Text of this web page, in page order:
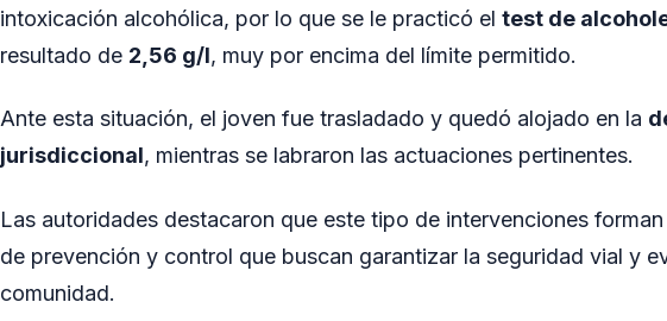
intoxicación alcohólica, por lo que se le practicó el test de
resultado de 2,56 g/l, muy por encima del límite permitido.
Ante esta situación, el joven fue trasladado y quedó alojado en la
jurisdiccional, mientras se labraron las actuaciones pertinentes.
Las autoridades destacaron que este tipo de intervenciones
de prevención y control que buscan garantizar la seguridad vial y
comunidad.